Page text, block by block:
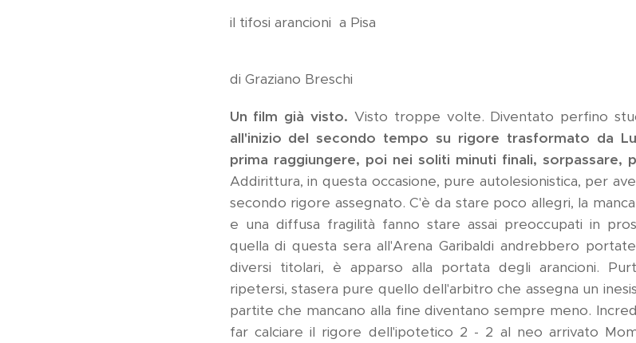
iI tifosi arancioni a Pisa
di Graziano Breschi
Un film già visto. Visto troppe volte. Diventato perfino
all'inizio del secondo tempo su rigore trasformato da
prima raggiungere, poi nei soliti minuti finali, sorpassare,
Addirittura, in questa occasione, pure autolesionistica, per
secondo rigore assegnato. C'è da stare poco allegri, la
e una diffusa fragilità fanno stare assai preoccupati in
quella di questa sera all'Arena Garibaldi andrebbero
diversi titolari, è apparso alla portata degli arancioni.
ripetersi, stasera pure quello dell'arbitro che assegna un
partite che mancano alla fine diventano sempre meno.
far calciare il rigore dell'ipotetico 2 - 2 al neo arrivato